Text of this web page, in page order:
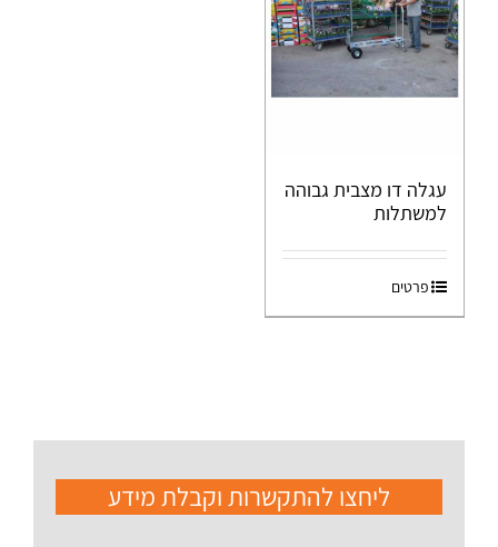
עגלה דו מצבית גבוהה
למשתלות
פרטים
ליחצו להתקשרות וקבלת מידע